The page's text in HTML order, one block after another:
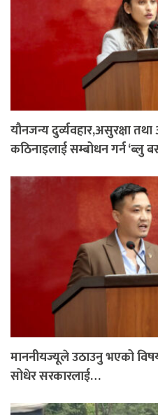
यौनजन्य दुर्व्यवहार,असुरक्षा
कठिनाइलाई सम्बोधन गर्न ‘ब्लु
माननीयज्यूले उठाउनु भएको
सोधेर सरकारलाई…